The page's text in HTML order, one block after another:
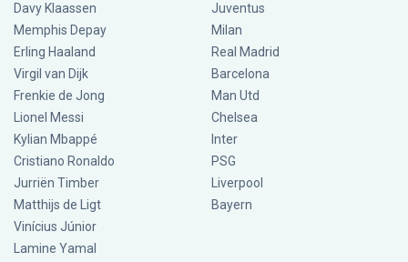
Davy Klaassen
Memphis Depay
Erling Haaland
Virgil van Dijk
Frenkie de Jong
Lionel Messi
Kylian Mbappé
Cristiano Ronaldo
Jurriën Timber
Matthijs de Ligt
Vinícius Júnior
Lamine Yamal
Juventus
Milan
Real Madrid
Barcelona
Man Utd
Chelsea
Inter
PSG
Liverpool
Bayern